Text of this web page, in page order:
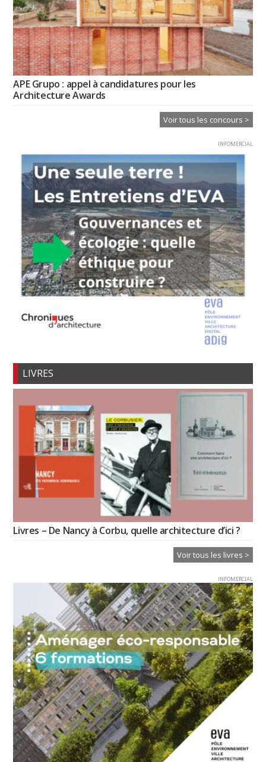
APE Grupo : appel à candidatures pour les
Architecture Awards
Voir tous les concours >
INFOMERCIAL
LIVRES
Livres – De Nancy à Corbu, quelle architecture d’ici ?
Voir tous les livres >
INFOMERCIAL